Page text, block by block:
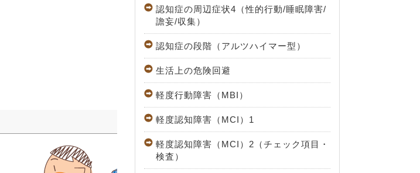
認知症の周辺症状4（性的行動/睡眠障害/
譫妄/収集）
認知症の段階（アルツハイマー型）
生活上の危険回避
軽度行動障害（MBI）
軽度認知障害（MCI）1
軽度認知障害（MCI）2（チェック項目・
検査）